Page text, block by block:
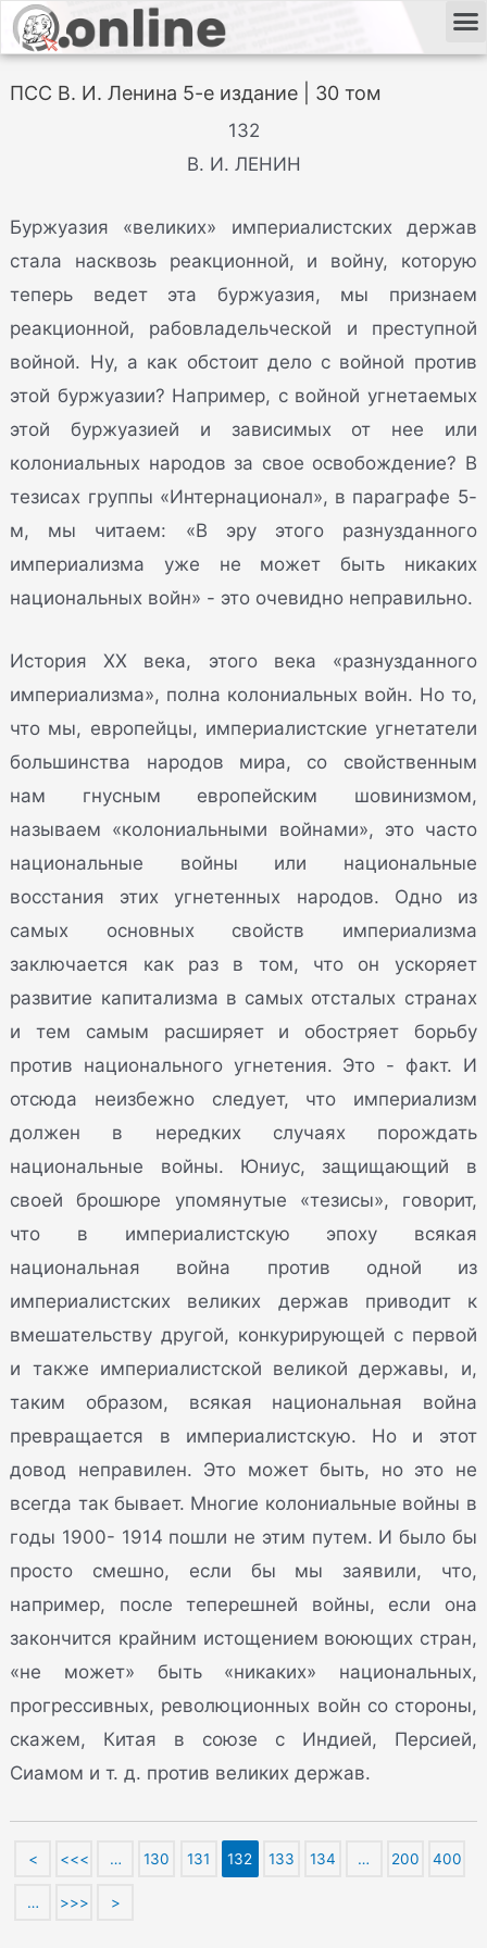
ПСС В. И. Ленина 5-е издание | 30 том
132
В. И. ЛЕНИН
Буржуазия «великих» империалистских держав
стала насквозь реакционной, и войну, которую
теперь ведет эта буржуазия, мы признаем
реакционной, рабовладельческой и преступной
войной. Ну, а как обстоит дело с войной против
этой буржуазии? Например, с войной угнетаемых
этой буржуазией и зависимых от нее или
колониальных народов за свое освобождение? В
тезисах группы «Интернационал», в параграфе 5-
м, мы читаем: «В эру этого разнузданного
империализма уже не может быть никаких
национальных войн» - это очевидно неправильно.
История XX века, этого века «разнузданного
империализма», полна колониальных войн. Но то,
что мы, европейцы, империалистские угнетатели
большинства народов мира, со свойственным
нам гнусным европейским шовинизмом,
называем «колониальными войнами», это часто
национальные войны или национальные
восстания этих угнетенных народов. Одно из
самых основных свойств империализма
заключается как раз в том, что он ускоряет
развитие капитализма в самых отсталых странах
и тем самым расширяет и обостряет борьбу
против национального угнетения. Это - факт. И
отсюда неизбежно следует, что империализм
должен в нередких случаях порождать
национальные войны. Юниус, защищающий в
своей брошюре упомянутые «тезисы», говорит,
что в империалистскую эпоху всякая
национальная война против одной из
империалистских великих держав приводит к
вмешательству другой, конкурирующей с первой
и также империалистской великой державы, и,
таким образом, всякая национальная война
превращается в империалистскую. Но и этот
довод неправилен. Это может быть, но это не
всегда так бывает. Многие колониальные войны в
годы 1900- 1914 пошли не этим путем. И было бы
просто смешно, если бы мы заявили, что,
например, после теперешней войны, если она
закончится крайним истощением воюющих стран,
«не может» быть «никаких» национальных,
прогрессивных, революционных войн со стороны,
скажем, Китая в союзе с Индией, Персией,
Сиамом и т. д. против великих держав.
< <<< … 130 131 132 133 134 … 200 400
… >>> >